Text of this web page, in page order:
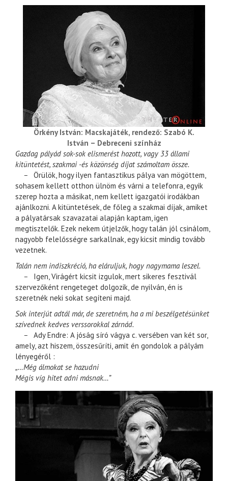
Örkény István: Macskajáték, rendező: Szabó K.
István – Debreceni színház
Gazdag pályád sok-sok elismerést hozott, vagy 33 állami
kitüntetést, szakmai -és közönség díjat számoltam össze.
– Örülök, hogy ilyen fantasztikus pálya van mögöttem,
sohasem kellett otthon ülnöm és várni a telefonra, egyik
szerep hozta a másikat, nem kellett igazgatói irodákban
ajánlkozni. A kitüntetések, de főleg a szakmai díjak, amiket
a pályatársak szavazatai alapján kaptam, igen
megtisztelők. Ezek nekem útjelzők, hogy talán jól csinálom,
nagyobb felelősségre sarkallnak, egy kicsit mindig tovább
vezetnek.
Talán nem indiszkréció, ha eláruljuk, hogy nagymama leszel.
– Igen, Virágért kicsit izgulok, mert sikeres fesztivál
szervezőként rengeteget dolgozik, de nyilván, én is
szeretnék neki sokat segíteni majd.
Sok interjút adtál már, de szeretném, ha a mi beszélgetésünket
szívednek kedves verssorokkal zárnád.
– Ady Endre: A jóság síró vágya c. versében van két sor,
amely, azt hiszem, összesűríti, amit én gondolok a pályám
lényegéről :
„…Még álmokat se hazudni
Mégis víg hitet adni másnak…”